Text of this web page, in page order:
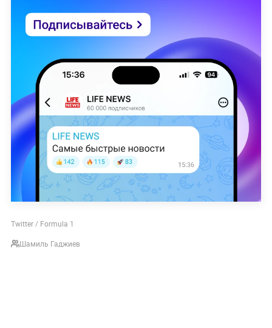
Twitter / Formula 1
Шамиль Гаджиев